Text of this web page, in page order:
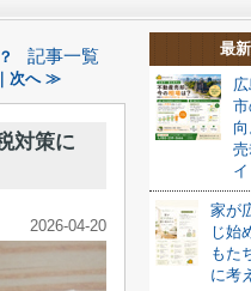
記事一覧
次へ ≫
対策に
2026-04-20
最
家が
じ始
もた
に考